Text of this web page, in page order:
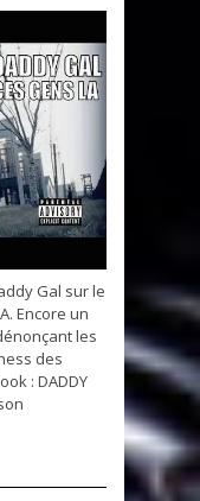
Gal sur le
Encore un
les
des
: DADDY